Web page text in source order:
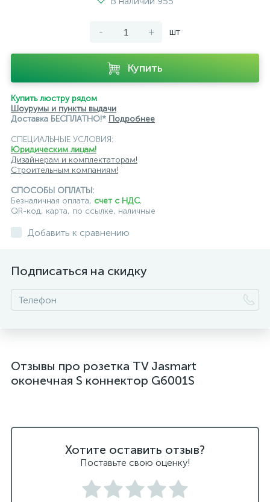
- + шт
Купить
Купить люстру рядом
Шоурумы и пункты выдачи
Доставка БЕСПЛАТНО!* Подробнее
СПЕЦИАЛЬНЫЕ УСЛОВИЯ:
Юридическим лицам!
Дизайнерам и комплектаторам!
Строительным компаниям!
СПОСОБЫ ОПЛАТЫ:
Безналичная оплата, счет с НДС,
QR-код, карта, по ссылке, наличные
Добавить к сравнению
Подписаться на скидку
Отзывы про розетка TV Jasmart
оконечная S коннектор G6001S
Хотите оставить отзыв?
Поставьте свою оценку!